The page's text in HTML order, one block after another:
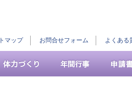
マップ お問合せフォーム よくある